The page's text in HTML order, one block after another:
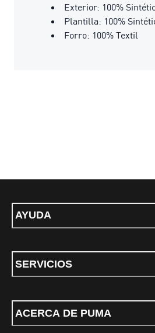
Exterior: 100%
Plantilla: 100%
Forro: 100% Textil
AYUDA
SERVICIOS
ACERCA DE PUMA